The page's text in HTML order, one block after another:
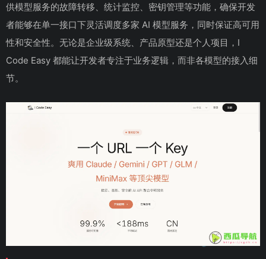
供模型服务的故障转移、统计监控、密钥管理等功能，确保开发
者能够在单一接口下灵活调度多家 AI 模型服务，同时保证高可用
性和安全性。无论是企业级系统、产品原型还是个人项目，I
Code Easy 都能让开发者专注于业务逻辑，而非各模型的接入细
节。